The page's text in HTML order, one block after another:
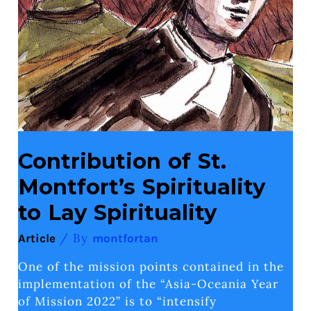
Contribution of St.
Montfort’s Spirituality
to Lay Spirituality
Article / By montfortan
One of the mission points contained in the
implementation of the “Asia-Oceania Year
of Mission 2022” is to “intensify